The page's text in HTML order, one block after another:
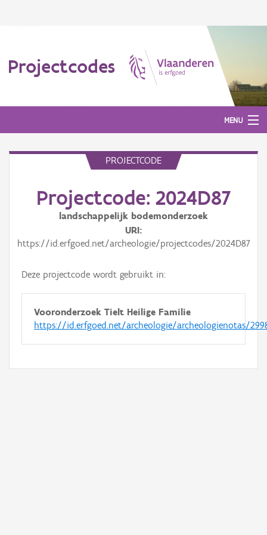
Projectcodes
MENU
PROJECTCODE
Projectcode: 2024D87
landschappelijk bodemonderzoek
URI
https://id.erfgoed.net/archeologie/projectcodes/2024D87
Deze projectcode wordt gebruikt in:
Vooronderzoek Tielt Heilige Familie
https://id.erfgoed.net/archeologie/archeologienotas/